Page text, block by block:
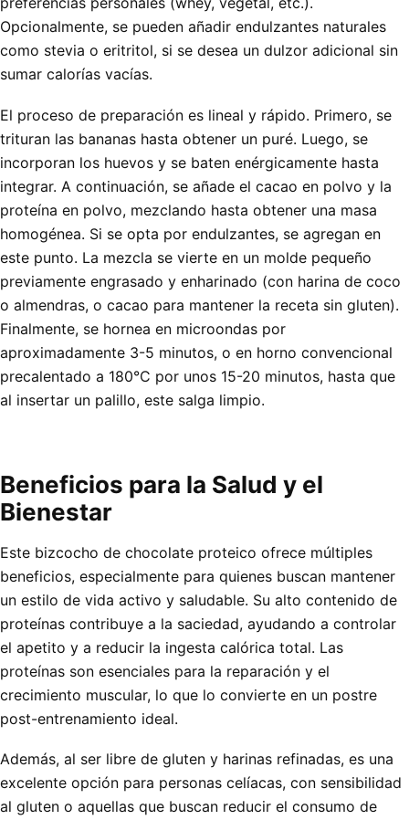
Opcionalmente, se pueden añadir endulzantes naturales
como stevia o eritritol, si se desea un dulzor adicional sin
sumar calorías vacías.
El proceso de preparación es lineal y rápido. Primero, se
trituran las bananas hasta obtener un puré. Luego, se
incorporan los huevos y se baten enérgicamente hasta
integrar. A continuación, se añade el cacao en polvo y la
proteína en polvo, mezclando hasta obtener una masa
homogénea. Si se opta por endulzantes, se agregan en
este punto. La mezcla se vierte en un molde pequeño
previamente engrasado y enharinado (con harina de coco
o almendras, o cacao para mantener la receta sin gluten).
Finalmente, se hornea en microondas por
aproximadamente 3-5 minutos, o en horno convencional
precalentado a 180°C por unos 15-20 minutos, hasta que
al insertar un palillo, este salga limpio.
Beneficios para la Salud y el
Bienestar
Este bizcocho de chocolate proteico ofrece múltiples
beneficios, especialmente para quienes buscan mantener
un estilo de vida activo y saludable. Su alto contenido de
proteínas contribuye a la saciedad, ayudando a controlar
el apetito y a reducir la ingesta calórica total. Las
proteínas son esenciales para la reparación y el
crecimiento muscular, lo que lo convierte en un postre
post-entrenamiento ideal.
Además, al ser libre de gluten y harinas refinadas, es una
excelente opción para personas celíacas, con sensibilidad
al gluten o aquellas que buscan reducir el consumo de